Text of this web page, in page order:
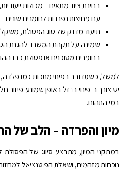
בחירת ציוד מתאים – מכולות
עם מחיצות נפרדות לחומרים שונים
תיעוד מדויק של סוג הפסולת,
שמירה על תקנות המשרד להגנת
בחומרים מסוכנים או פסולת
למשל, כשמדובר בפינוי מתכות כמו פלדה,
יש צורך ב-פינוי ברזל באופן שמונע פיזור
במי התהום.
מיון והפרדה – הלב של
במתקני המיון, מתבצע סיווג של הפסולת
נוכחות מזהמים, ושאלת הפוטנציאל למחזור.